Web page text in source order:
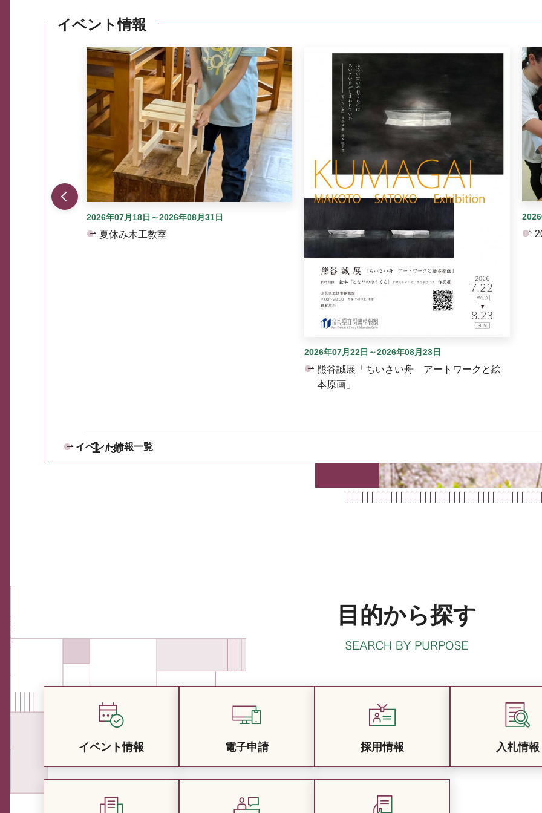
イベント情報
1 30
2026年07月18日～2026年08月31日
夏休み木工教室
2026年07月22日～2026年08月23日
熊谷誠展「ちいさい舟 アートワークと絵
本原画」
イベント情報一覧
目的から探す
イベント情報 電子申請 採用情報 入札情報